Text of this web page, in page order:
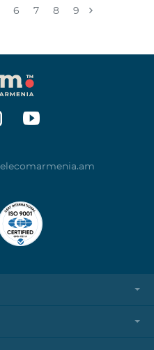
6 7 8 9